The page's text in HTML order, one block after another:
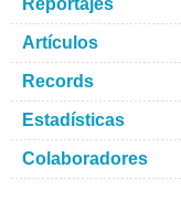
Reportajes
Artículos
Records
Estadísticas
Colaboradores